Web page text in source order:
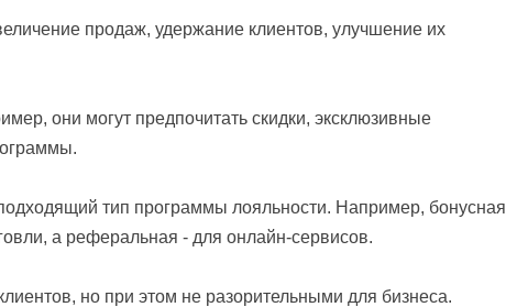
продаж, удержание клиентов, улучшение их
они могут предпочитать скидки, эксклюзивные
тип программы лояльности. Например, бонусная
а реферальная - для онлайн-сервисов.
но при этом не разорительными для бизнеса.